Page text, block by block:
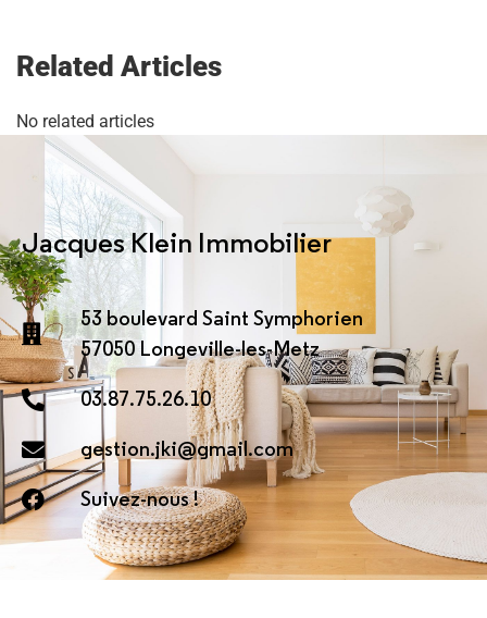
Related Articles
No related articles
Jacques Klein Immobilier
53 boulevard Saint Symphorien
57050 Longeville-les-Metz
03.87.75.26.10
gestion.jki@gmail.com
Suivez-nous !